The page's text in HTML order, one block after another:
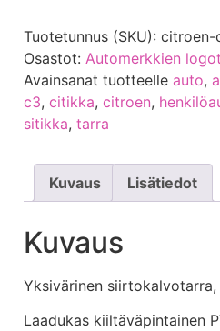
Tuotetunnus (SKU): citroen-
Osastot: Automerkkien logot
Avainsanat tuotteelle auto,
c3, citikka, citroen,
sitikka, tarra
Kuvaus Lisätiedot
Kuvaus
Yksivärinen siirtokalvotarra,
Laadukas kiiltäväpintainen